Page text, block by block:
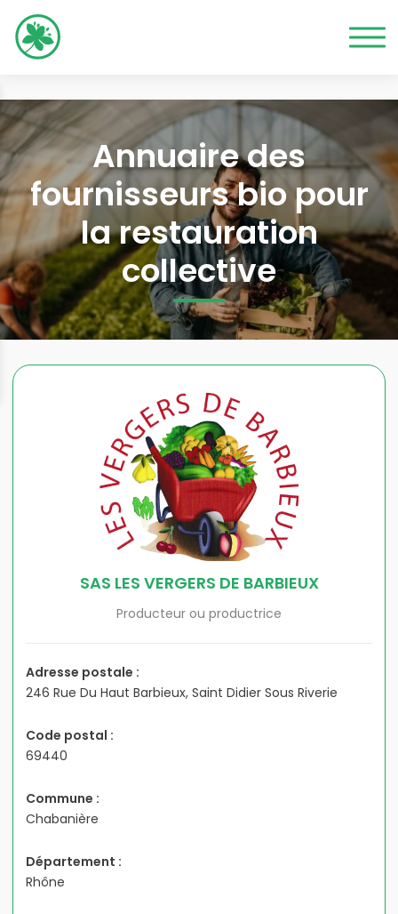
Annuaire des
fournisseurs bio pour
la restauration
collective
SAS LES VERGERS DE BARBIEUX
Producteur ou productrice
Adresse postale :
246 Rue Du Haut Barbieux, Saint Didier Sous Riverie
Code postal :
69440
Commune :
Chabanière
Département :
Rhône